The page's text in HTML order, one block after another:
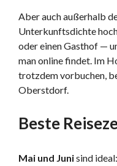
Aber auch außerhalb
Unterkunftsdichte
oder einen Gasthof —
man online findet. Im
trotzdem vorbuchen,
Oberstdorf.
Beste
Mai und Junisind